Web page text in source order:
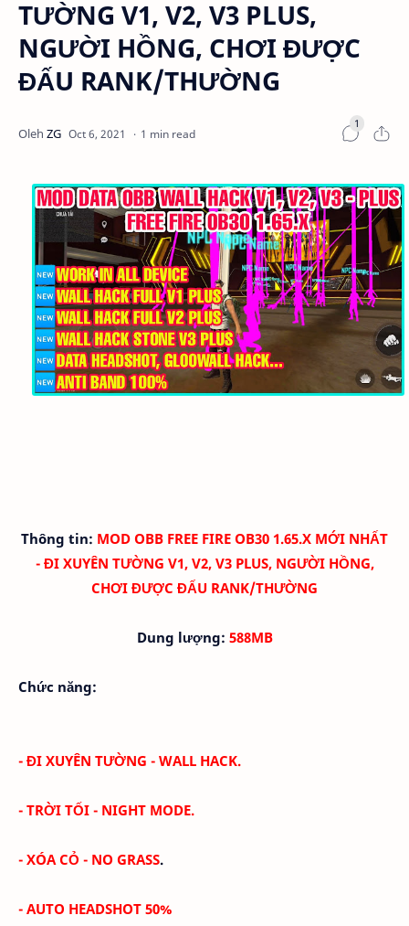
TƯỜNG V1, V2, V3 PLUS,
NGƯỜI HỒNG, CHƠI ĐƯỢC
ĐẤU RANK/THƯỜNG
1 min read
Thông tin: MOD OBB FREE FIRE OB30 1.65.X MỚI NHẤT
- ĐI XUYÊN TƯỜNG V1, V2, V3 PLUS, NGƯỜI HỒNG,
CHƠI ĐƯỢC ĐẤU RANK/THƯỜNG
Dung lượng: 588MB
Chức năng:
- ĐI XUYÊN TƯỜNG - WALL HACK.
- TRỜI TỐI - NIGHT MODE.
- XÓA CỎ - NO GRASS.
- AUTO HEADSHOT 50%